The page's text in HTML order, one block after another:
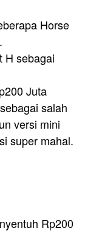
Horse
H sebagai
Juta
salah
versi mini
super mahal.
Rp200